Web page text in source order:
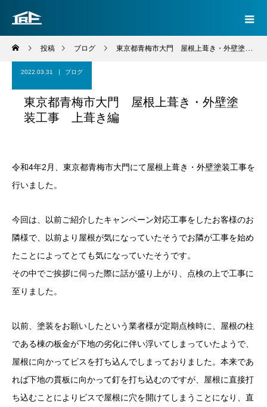
投稿 ブログ 東京都青梅市大門 屋根上葺き・外壁塗装工事 上葺き編
2022.03.31 ブログ
東京都青梅市大門 屋根上葺き・外壁塗
装工事 上葺き編
令和4年2月、東京都青梅市大門にて屋根上葺き・外壁塗装工事を
行いました。
今回は、以前ご紹介したキャンペーン対応工事をしたお客様のお
隣様で、以前より屋根が気になっていたそうでお隣が工事を始め
たことによってとても気になっていたそうです。
その中でご挨拶に伺った際に話が盛り上がり、点検の上で工事に
至りました。
以前、塗装をお願いしたという業者様が定期点検時に、屋根の柱
である棟の板金が下地の劣化に伴い浮いてしまっていたようで、
屋根に向かってビスを打ち込んでしまっておりました。本来であ
れば下地の貫板に向かって釘を打ち込むのですが、屋根に直接打
ち込むことによりビスで屋根に穴を開けてしまうことになり、直